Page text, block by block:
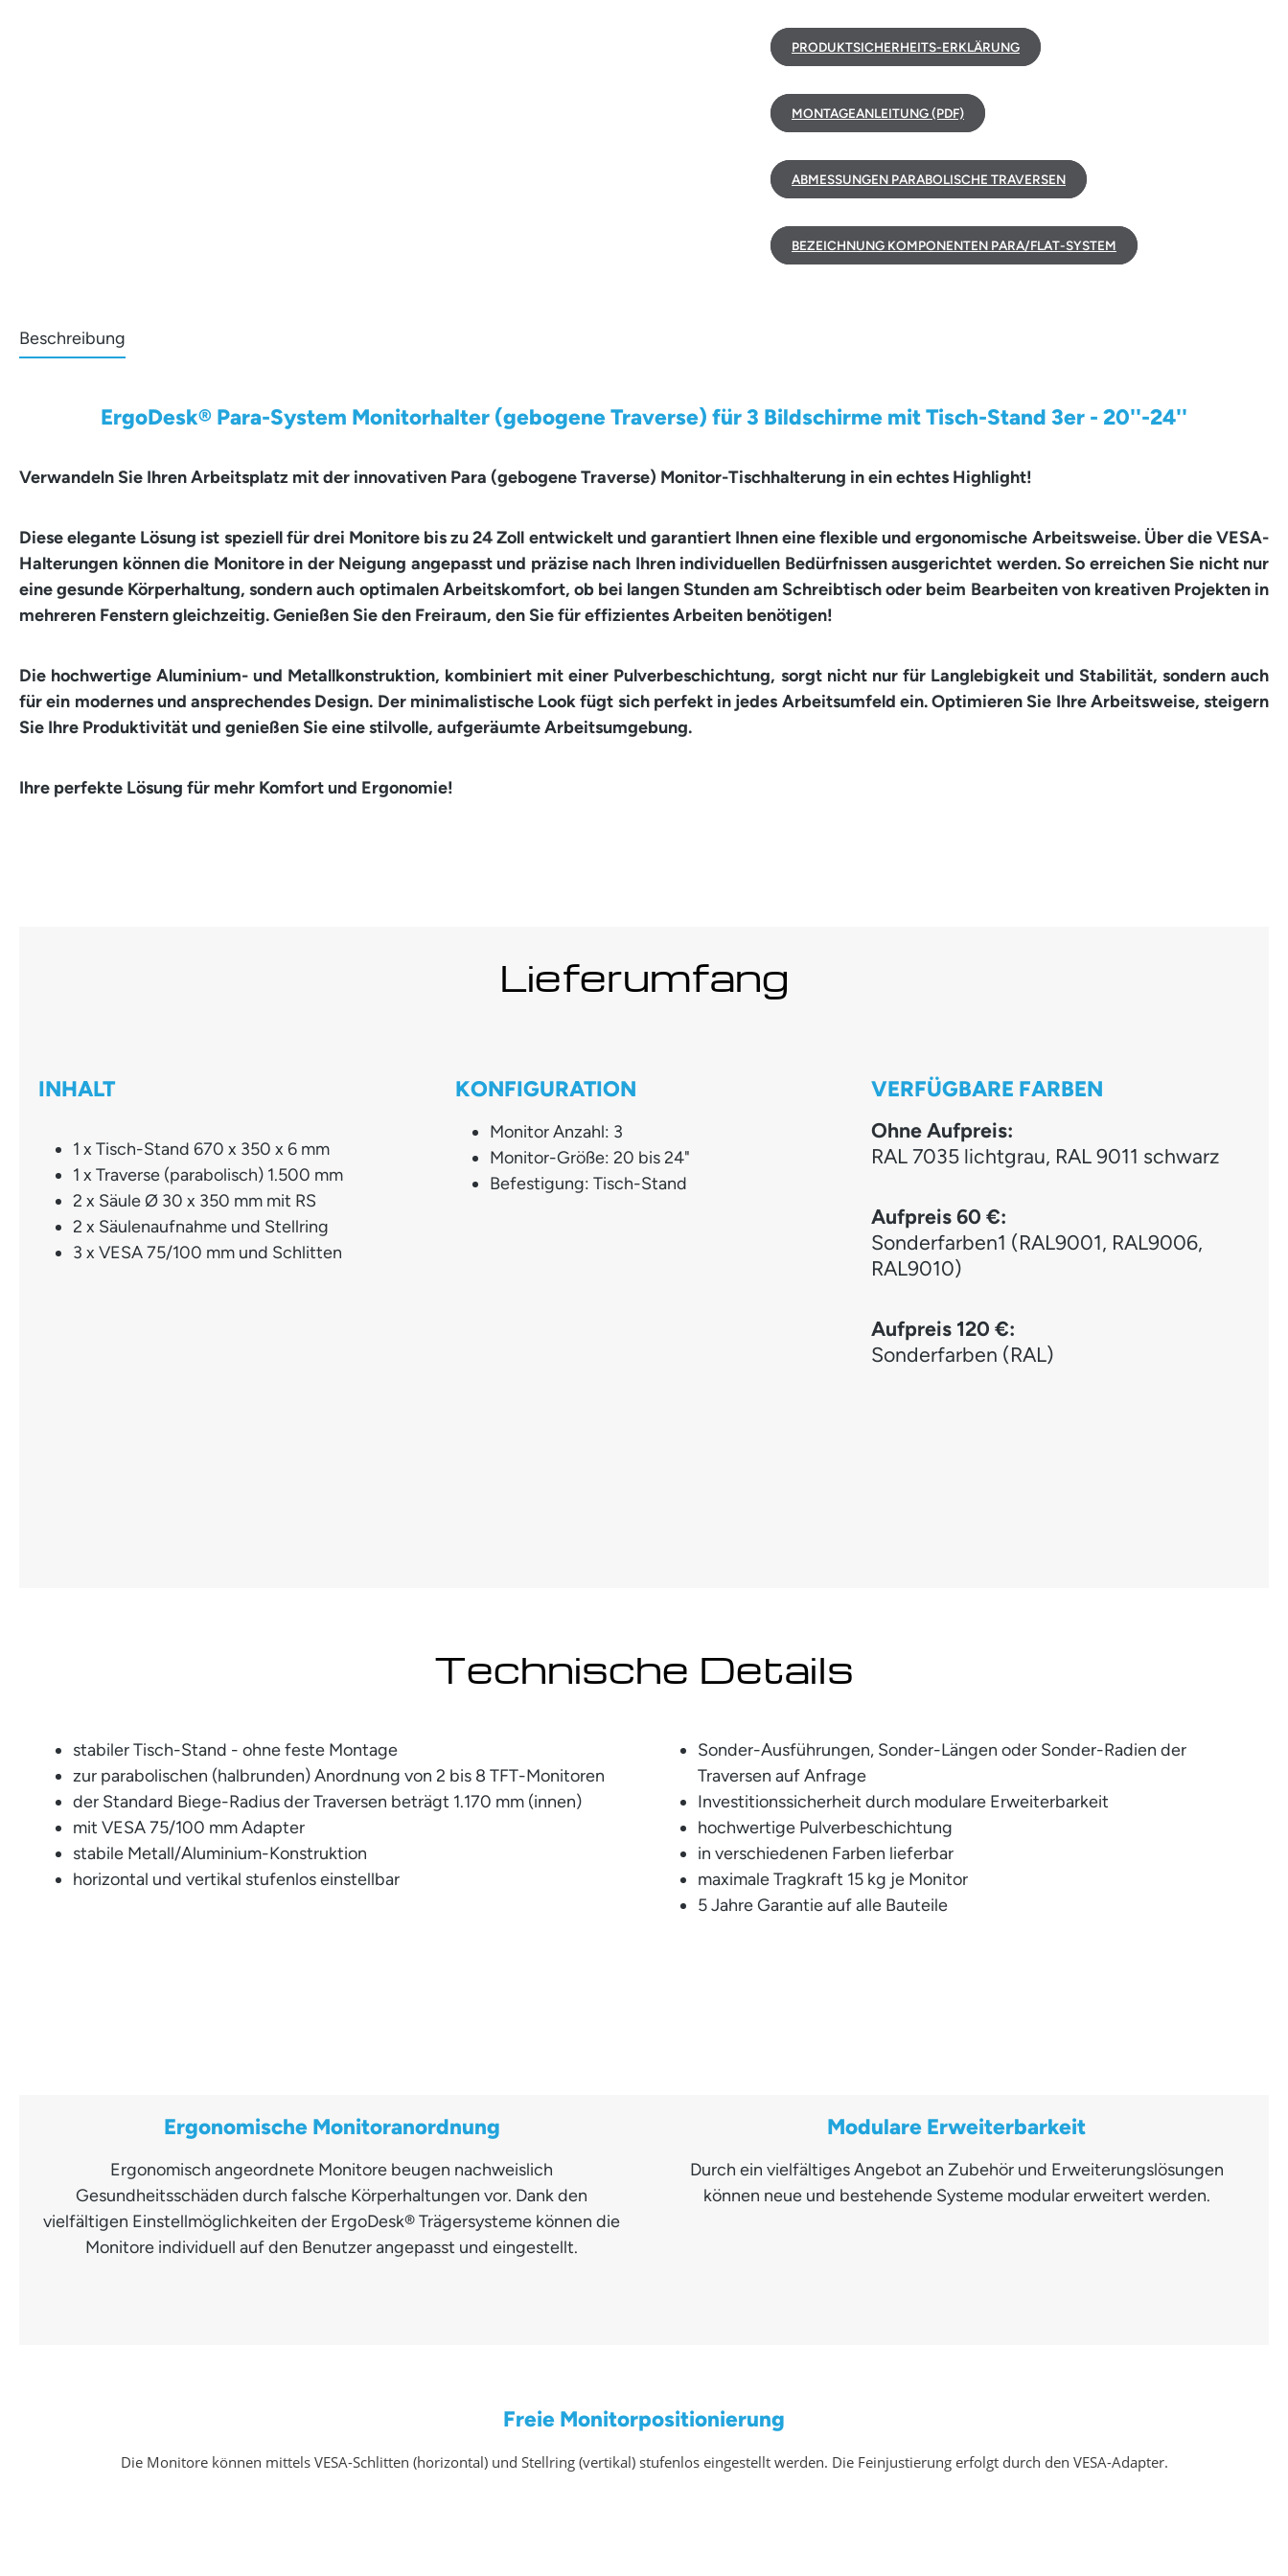
PRODUKTSICHERHEITS-ERKLÄRUNG
MONTAGEANLEITUNG (PDF)
ABMESSUNGEN PARABOLISCHE TRAVERSEN
BEZEICHNUNG KOMPONENTEN PARA/FLAT-SYSTEM
Beschreibung
ErgoDesk® Para-System Monitorhalter (gebogene Traverse) für 3 Bildschirme mit Tisch-Stand 3er - 20''-24''
Verwandeln Sie Ihren Arbeitsplatz mit der innovativen Para (gebogene Traverse) Monitor-Tischhalterung in ein echtes Highlight!
Diese elegante Lösung ist speziell für drei Monitore bis zu 24 Zoll entwickelt und garantiert Ihnen eine flexible und ergonomische Arbeitsweise. Über die VESA-
Halterungen können die Monitore in der Neigung angepasst und präzise nach Ihren individuellen Bedürfnissen ausgerichtet werden. So erreichen Sie nicht nur
eine gesunde Körperhaltung, sondern auch optimalen Arbeitskomfort, ob bei langen Stunden am Schreibtisch oder beim Bearbeiten von kreativen Projekten in
mehreren Fenstern gleichzeitig. Genießen Sie den Freiraum, den Sie für effizientes Arbeiten benötigen!
Die hochwertige Aluminium- und Metallkonstruktion, kombiniert mit einer Pulverbeschichtung, sorgt nicht nur für Langlebigkeit und Stabilität, sondern auch
für ein modernes und ansprechendes Design. Der minimalistische Look fügt sich perfekt in jedes Arbeitsumfeld ein. Optimieren Sie Ihre Arbeitsweise, steigern
Sie Ihre Produktivität und genießen Sie eine stilvolle, aufgeräumte Arbeitsumgebung.
Ihre perfekte Lösung für mehr Komfort und Ergonomie!
Lieferumfang
INHALT
1 x Tisch-Stand 670 x 350 x 6 mm
1 x Traverse (parabolisch) 1.500 mm
2 x Säule Ø 30 x 350 mm mit RS
2 x Säulenaufnahme und Stellring
3 x VESA 75/100 mm und Schlitten
KONFIGURATION
Monitor Anzahl: 3
Monitor-Größe: 20 bis 24"
Befestigung: Tisch-Stand
VERFÜGBARE FARBEN
Ohne Aufpreis:
RAL 7035 lichtgrau, RAL 9011 schwarz
Aufpreis 60 €:
Sonderfarben1 (RAL9001, RAL9006,
RAL9010)
Aufpreis 120 €:
Sonderfarben (RAL)
Technische Details
stabiler Tisch-Stand - ohne feste Montage
zur parabolischen (halbrunden) Anordnung von 2 bis 8 TFT-Monitoren
der Standard Biege-Radius der Traversen beträgt 1.170 mm (innen)
mit VESA 75/100 mm Adapter
stabile Metall/Aluminium-Konstruktion
horizontal und vertikal stufenlos einstellbar
Sonder-Ausführungen, Sonder-Längen oder Sonder-Radien der
Traversen auf Anfrage
Investitionssicherheit durch modulare Erweiterbarkeit
hochwertige Pulverbeschichtung
in verschiedenen Farben lieferbar
maximale Tragkraft 15 kg je Monitor
5 Jahre Garantie auf alle Bauteile
Ergonomische Monitoranordnung
Ergonomisch angeordnete Monitore beugen nachweislich
Gesundheitsschäden durch falsche Körperhaltungen vor. Dank den
vielfältigen Einstellmöglichkeiten der ErgoDesk® Trägersysteme können die
Monitore individuell auf den Benutzer angepasst und eingestellt.
Modulare Erweiterbarkeit
Durch ein vielfältiges Angebot an Zubehör und Erweiterungslösungen
können neue und bestehende Systeme modular erweitert werden.
Freie Monitorpositionierung
Die Monitore können mittels VESA-Schlitten (horizontal) und Stellring (vertikal) stufenlos eingestellt werden. Die Feinjustierung erfolgt durch den VESA-Adapter.